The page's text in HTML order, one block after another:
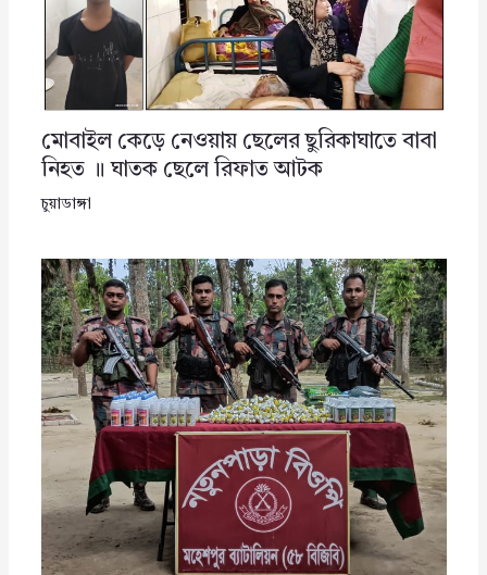
মোবাইল কেড়ে নেওয়ায় ছেলের ছুরিকাঘাতে বাবা
নিহত ॥ ঘাতক ছেলে রিফাত আটক
চুয়াডাঙ্গা